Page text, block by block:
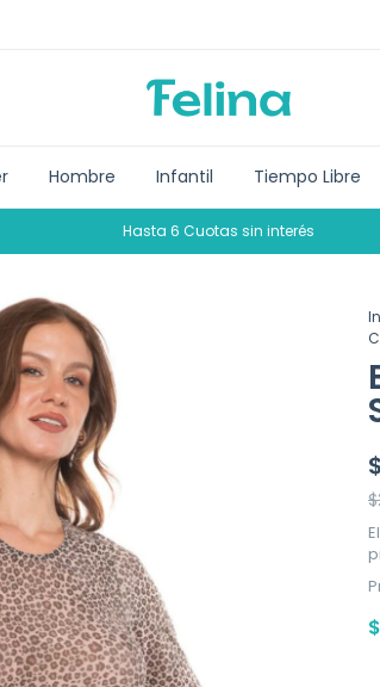
Hombre Infantil Tiempo Libre
Hasta 6 Cuotas sin interés